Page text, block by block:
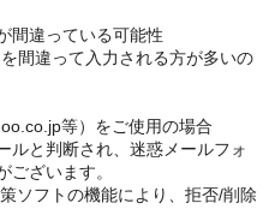
間違っている可能性
間違って入力される方が多いの
等）をご使用の場合
と判断され、迷惑メールフォ
ございます。
ソフトの機能により、拒否/削除